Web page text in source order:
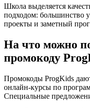
Школа выделяется
подходом: большинство
проекты и заметный
На что можно
промокоду
Промокоды ProgKids
онлайн-курсы по
Специальные